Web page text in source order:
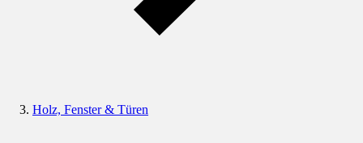
Holz, Fenster & Türen